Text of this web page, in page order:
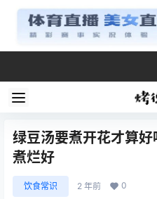
绿豆汤要煮开花才算
煮烂好
饮食常识 2 年前 0